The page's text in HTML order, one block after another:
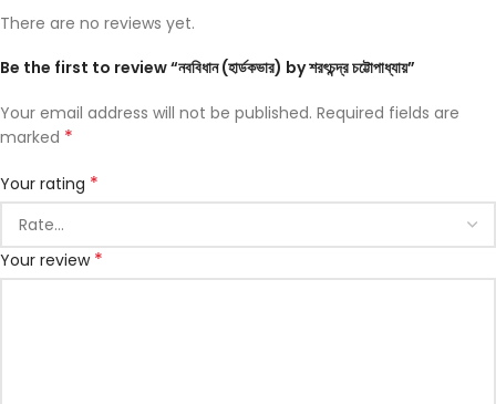
There are no reviews yet.
Be the first to review “নববিধান (হার্ডকভার) by শরৎচন্দ্র চট্টোপাধ্যায়”
Your email address will not be published. Required fields are
marked *
Your rating *
Your review *